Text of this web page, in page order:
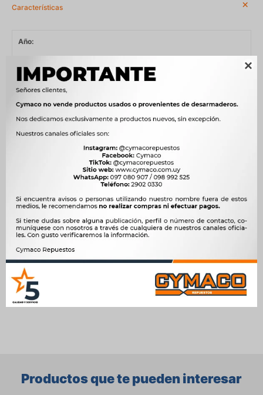

Características
Año
2003 - 2009, 2007 - 2011, 2011 - 2014, 2011 - 2016, 2012 - 2018
Compatibilidad
Modelo CELTA, CLASSIC, CORSA, TIGRA
1.0 8V C10NE NAFTA, 1.0 8V EFI B10NZ NAFTA, 1.4 8V 94 hp Y14NE
NAFTA, 1.4 8V B14NZ SOHC NAFTA, 1.4 8V C14SE NAFTA, 1.4 8V
X14YX NAFTA, 1.5 D 4EC1 DIESEL, 1.5 TD 4EC1 T DIESEL, 1.6 16V
C16SE DOHC NAFTA, 1.6 8V C16NE SOHC NAFTA, 1.7 D BX17D
(4EE1) DIESEL, 1.7 D X17D (4EE1) DIESEL
OEM 3003, CF-1103
Ver mas productos de la marca Sin Marca
Productos que te pueden interesar